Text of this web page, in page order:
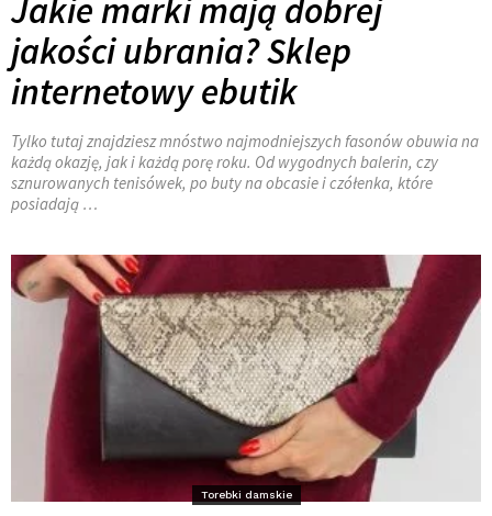
Jakie marki mają dobrej
jakości ubrania? Sklep
internetowy ebutik
Tylko tutaj znajdziesz mnóstwo najmodniejszych fasonów obuwia na
każdą okazję, jak i każdą porę roku. Od wygodnych balerin, czy
sznurowanych tenisówek, po buty na obcasie i czółenka, które
posiadają …
Torebki damskie